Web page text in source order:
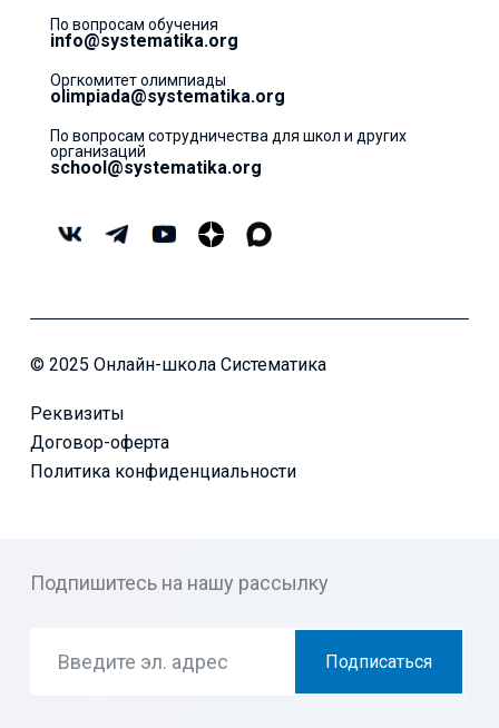
По вопросам обучения
info@systematika.org
Оргкомитет олимпиады
olimpiada@systematika.org
По вопросам сотрудничества для школ и других
организаций
school@systematika.org
© 2025 Онлайн-школа Систематика
Реквизиты
Договор-оферта
Политика конфиденциальности
Подпишитесь на нашу рассылку
Подписаться